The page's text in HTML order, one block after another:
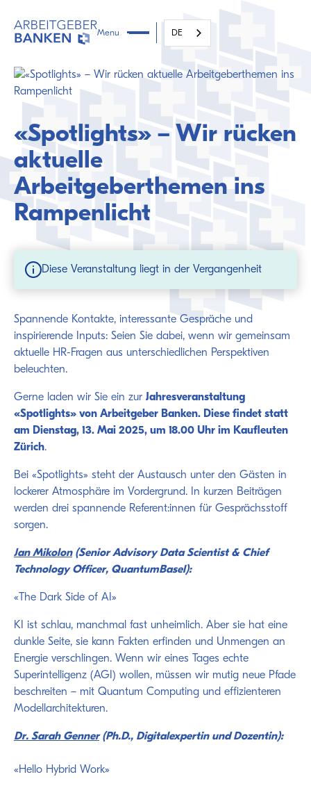
Menu DE
«Spotlights» – Wir rücken
aktuelle
Arbeitgeberthemen ins
Rampenlicht
Diese Veranstaltung liegt in der Vergangenheit
Spannende Kontakte, interessante Gespräche und
inspirierende Inputs: Seien Sie dabei, wenn wir gemeinsam
aktuelle HR-Fragen aus unterschiedlichen Perspektiven
beleuchten.
Gerne laden wir Sie ein zur Jahresveranstaltung
«Spotlights» von Arbeitgeber Banken. Diese findet statt
am Dienstag, 13. Mai 2025, um 18.00 Uhr im Kaufleuten
Zürich.
Bei «Spotlights» steht der Austausch unter den Gästen in
lockerer Atmosphäre im Vordergrund. In kurzen Beiträgen
werden drei spannende Referent:innen für Gesprächsstoff
sorgen.
Jan Mikolon(Senior Advisory Data Scientist & Chief
Technology Officer, QuantumBasel):
«The Dark Side of AI»
KI ist schlau, manchmal fast unheimlich. Aber sie hat eine
dunkle Seite, sie kann Fakten erfinden und Unmengen an
Energie verschlingen. Wenn wir eines Tages echte
Superintelligenz (AGI) wollen, müssen wir mutig neue Pfade
beschreiten – mit Quantum Computing und effizienteren
Modellarchitekturen.
Dr. Sarah Genner(Ph.D., Digitalexpertin und Dozentin):
«Hello Hybrid Work»